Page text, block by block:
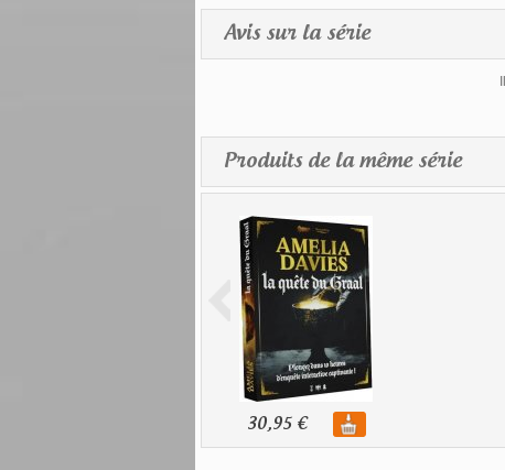
Avis sur la série
Produits de la même série
30,95 €